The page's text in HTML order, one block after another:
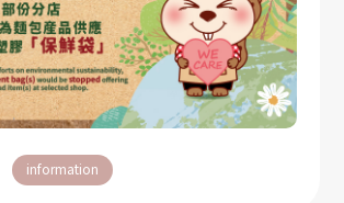
information